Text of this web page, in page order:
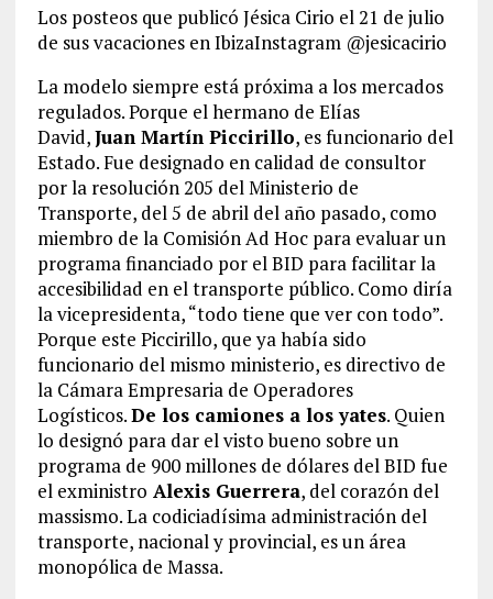
Los posteos que publicó Jésica Cirio el 21 de julio
de sus vacaciones en IbizaInstagram @jesicacirio
La modelo siempre está próxima a los mercados
regulados. Porque el hermano de Elías
David,Juan Martín Piccirillo, es funcionario del
Estado. Fue designado en calidad de consultor
por la resolución 205 del Ministerio de
Transporte, del 5 de abril del año pasado, como
miembro de la Comisión Ad Hoc para evaluar un
programa financiado por el BID para facilitar la
accesibilidad en el transporte público. Como diría
la vicepresidenta, “todo tiene que ver con todo”.
Porque este Piccirillo, que ya había sido
funcionario del mismo ministerio, es directivo de
la Cámara Empresaria de Operadores
Logísticos.De los camiones a los yates. Quien
lo designó para dar el visto bueno sobre un
programa de 900 millones de dólares del BID fue
el exministro Alexis Guerrera, del corazón del
massismo. La codiciadísima administración del
transporte, nacional y provincial, es un área
monopólica de Massa.